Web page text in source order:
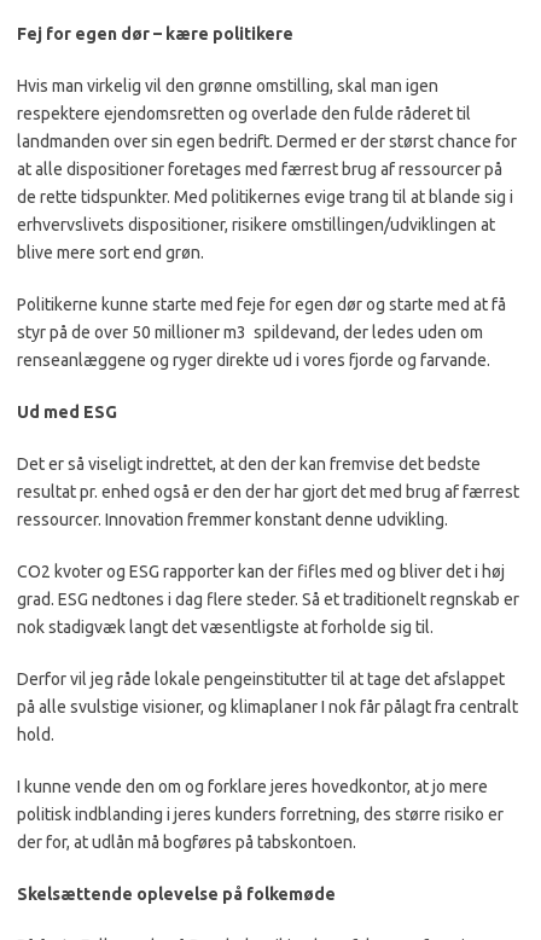
Fej for egen dør – kære politikere
Hvis man virkelig vil den grønne omstilling, skal man igen
respektere ejendomsretten og overlade den fulde råderet til
landmanden over sin egen bedrift. Dermed er der størst chance for
at alle dispositioner foretages med færrest brug af ressourcer på
de rette tidspunkter. Med politikernes evige trang til at blande sig i
erhvervslivets dispositioner, risikere omstillingen/udviklingen at
blive mere sort end grøn.
Politikerne kunne starte med feje for egen dør og starte med at få
styr på de over 50 millioner m3 spildevand, der ledes uden om
renseanlæggene og ryger direkte ud i vores fjorde og farvande.
Ud med ESG
Det er så viseligt indrettet, at den der kan fremvise det bedste
resultat pr. enhed også er den der har gjort det med brug af færrest
ressourcer. Innovation fremmer konstant denne udvikling.
CO2 kvoter og ESG rapporter kan der fifles med og bliver det i høj
grad. ESG nedtones i dag flere steder. Så et traditionelt regnskab er
nok stadigvæk langt det væsentligste at forholde sig til.
Derfor vil jeg råde lokale pengeinstitutter til at tage det afslappet
på alle svulstige visioner, og klimaplaner I nok får pålagt fra centralt
hold.
I kunne vende den om og forklare jeres hovedkontor, at jo mere
politisk indblanding i jeres kunders forretning, des større risiko er
der for, at udlån må bogføres på tabskontoen.
Skelsættende oplevelse på folkemøde